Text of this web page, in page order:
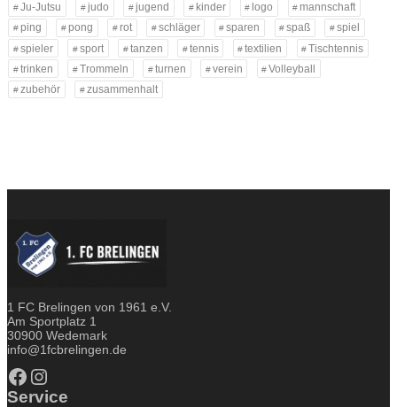
Ju-Jutsu
judo jugend kinder logo
mannschaft
ping
pong rot schläger sparen spaß
spiel
spieler
sport tanzen tennis textilien
Tischtennis
trinken
Trommeln turnen verein
Volleyball
zubehör
zusammenhalt
1 FC Brelingen von 1961 e.V.
Am Sportplatz 1
30900 Wedemark
info@1fcbrelingen.de
Facebook Instagram
Service